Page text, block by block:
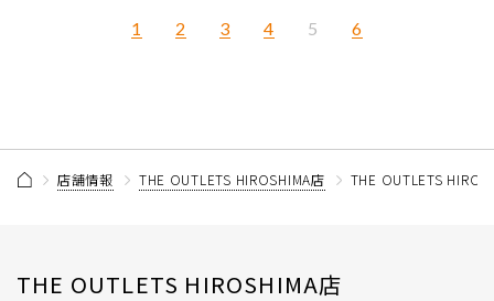
1 2 3 4 5 6
店舗情報 THE OUTLETS HIROSHIMA店 THE OUTLETS
THE OUTLETS HIROSHIMA店